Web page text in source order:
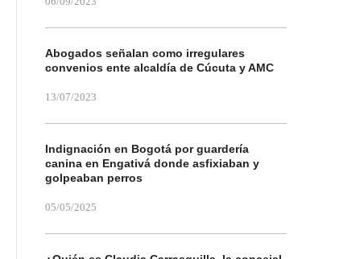
Abogados señalan como irregulares
convenios ente alcaldía de Cúcuta y AMC
13/07/2023
Indignación en Bogotá por guardería
canina en Engativá donde asfixiaban y
golpeaban perros
05/05/2025